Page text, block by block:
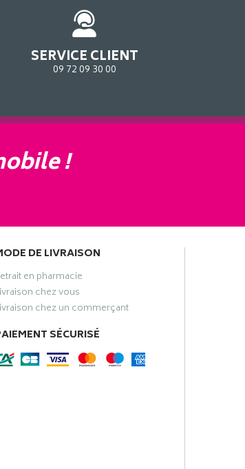
SERVICE CLIENT
09 72 09 30 00
!
DE LIVRAISON
en pharmacie
chez vous
chez un commerçant
SÉCURISÉ